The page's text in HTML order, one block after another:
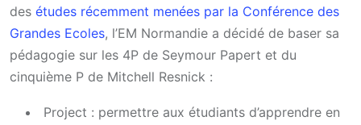
des études récemment menées par la Conférence des
Grandes Ecoles, l’EM Normandie a décidé de baser sa
pédagogie sur les 4P de Seymour Papert et du
cinquième P de Mitchell Resnick :
Project : permettre aux étudiants d’apprendre en